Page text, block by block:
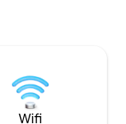
Peut ne pas
mobilité réduite
promenade
fumeur. Nous ne
Wifi